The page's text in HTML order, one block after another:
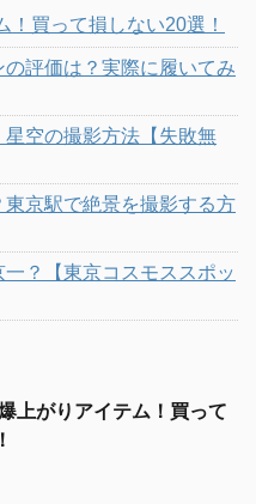
！買って損しない20選！
評価は？実際に履いてみ
星空の撮影方法【失敗無
京駅で絶景を撮影する方
？【東京コスモススポッ
上がりアイテム！買って